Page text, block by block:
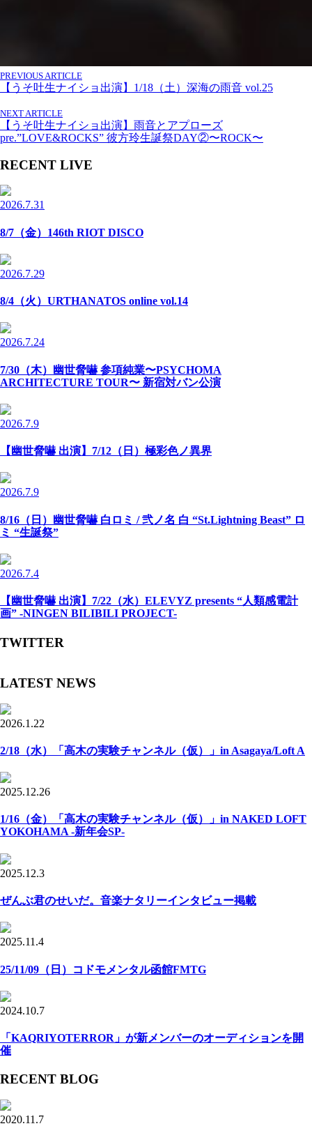
PREVIOUS ARTICLE
【うそ吐生ナイショ出演】1/18（土）深海の雨音 vol.25
NEXT ARTICLE
【うそ吐生ナイショ出演】雨音とアプローズ
pre.”LOVE&ROCKS” 彼方玲生誕祭DAY②〜ROCK〜
RECENT LIVE
2026.7.31
8/7（金）146th RIOT DISCO
2026.7.29
8/4（火）URTHANATOS online vol.14
2026.7.24
7/30（木）幽世脅嚇 参項純業〜PSYCHOMA
ARCHITECTURE TOUR〜 新宿対バン公演
2026.7.9
【幽世脅嚇 出演】7/12（日）極彩色ノ異界
2026.7.9
8/16（日）幽世脅嚇 白ロミ / 弐ノ名 白 “St.Lightning Beast” ロ
ミ “生誕祭”
2026.7.4
【幽世脅嚇 出演】7/22（水）ELEVYZ presents “人類感電計
画” -NINGEN BILIBILI PROJECT-
TWITTER
LATEST NEWS
2026.1.22
2/18（水）「高木の実験チャンネル（仮）」in Asagaya/Loft A
2025.12.26
1/16（金）「高木の実験チャンネル（仮）」in NAKED LOFT
YOKOHAMA -新年会SP-
2025.12.3
ぜんぶ君のせいだ。音楽ナタリーインタビュー掲載
2025.11.4
25/11/09（日）コドモメンタル函館FMTG
2024.10.7
「KAQRIYOTERROR」が新メンバーのオーディションを開
催
RECENT BLOG
2020.11.7